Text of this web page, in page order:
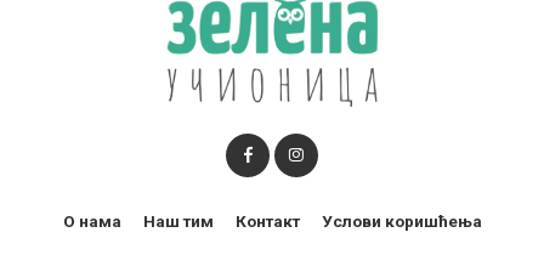
О нама Наш тим Контакт Услови коришћења